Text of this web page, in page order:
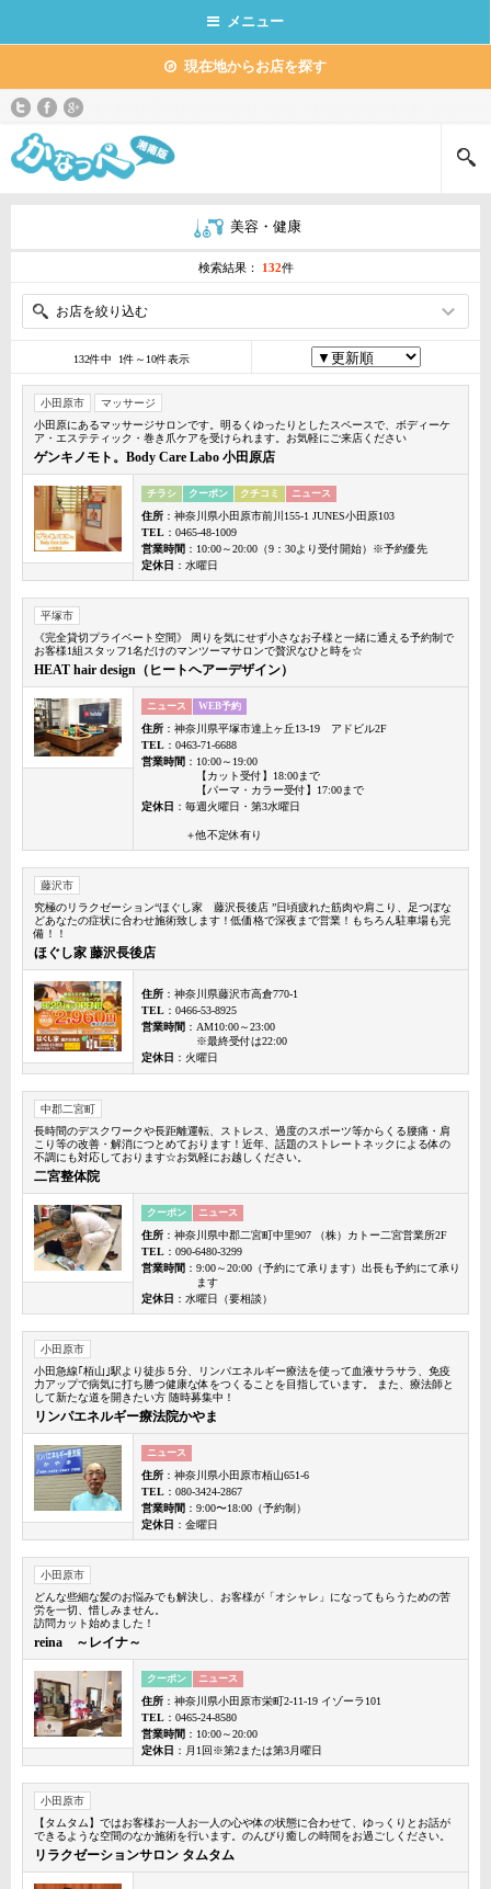
メニュー
現在地からお店を探す
美容・健康
検索結果： 132件
お店を絞り込む
132件中 1件～10件表示
小田原市
マッサージ
小田原にあるマッサージサロンです。明るくゆったりとしたスペースで、ボディーケ
ア・エステティック・巻き爪ケアを受けられます。お気軽にご来店ください
ゲンキノモト。Body Care Labo 小田原店
チラシ クーポン クチコミ ニュース
住所 ：神奈川県小田原市前川155-1 JUNES小田原103
TEL ：0465-48-1009
営業時間 ：10:00～20:00（9：30より受付開始）※予約優先
定休日 ：水曜日
平塚市
《完全貸切プライベート空間》 周りを気にせず小さなお子様と一緒に通える予約制で
お客様1組スタッフ1名だけのマンツーマサロンで贅沢なひと時を☆
HEAT hair design（ヒートヘアーデザイン）
ニュース WEB予約
住所 ：神奈川県平塚市達上ヶ丘13-19 アドビル2F
TEL ：0463-71-6688
営業時間 ：10:00～19:00
【カット受付】18:00まで
【パーマ・カラー受付】17:00まで
定休日 ：毎週火曜日・第3水曜日
＋他不定休有り
藤沢市
究極のリラクゼーション“ほぐし家 藤沢長後店 ”日頃疲れた筋肉や肩こり、足つぼな
どあなたの症状に合わせ施術致します！低価格で深夜まで営業！もちろん駐車場も完
備！！
ほぐし家 藤沢長後店
住所 ：神奈川県藤沢市高倉770-1
TEL ：0466-53-8925
営業時間 ：AM10:00～23:00
※最終受付は22:00
定休日 ：火曜日
中郡二宮町
長時間のデスクワークや長距離運転、ストレス、過度のスポーツ等からくる腰痛・肩
こり等の改善・解消につとめております！近年、話題のストレートネックによる体の
不調にも対応しております☆お気軽にお越しください。
二宮整体院
クーポン ニュース
住所 ：神奈川県中郡二宮町中里907 （株）カトー二宮営業所2F
TEL ：090-6480-3299
営業時間 ：9:00～20:00（予約にて承ります）出長も予約にて承り
ます
定休日 ：水曜日（要相談）
小田原市
小田急線｢栢山｣駅より徒歩５分、リンパエネルギー療法を使って血液サラサラ、免疫
力アップで病気に打ち勝つ健康な体をつくることを目指しています。 また、療法師と
して新たな道を開きたい方 随時募集中！
リンパエネルギー療法院かやま
ニュース
住所 ：神奈川県小田原市栢山651-6
TEL ：080-3424-2867
営業時間 ：9:00〜18:00（予約制）
定休日 ：金曜日
小田原市
どんな些細な髪のお悩みでも解決し、お客様が「オシャレ」になってもらうための苦
労を一切、惜しみません。
訪問カット始めました！
reina ～レイナ～
クーポン ニュース
住所 ：神奈川県小田原市栄町2-11-19 イゾーラ101
TEL ：0465-24-8580
営業時間 ：10:00～20:00
定休日 ：月1回※第2または第3月曜日
小田原市
【タムタム】ではお客様お一人お一人の心や体の状態に合わせて、ゆっくりとお話が
できるような空間のなか施術を行います。のんびり癒しの時間をお過ごしください。
リラクゼーションサロン タムタム